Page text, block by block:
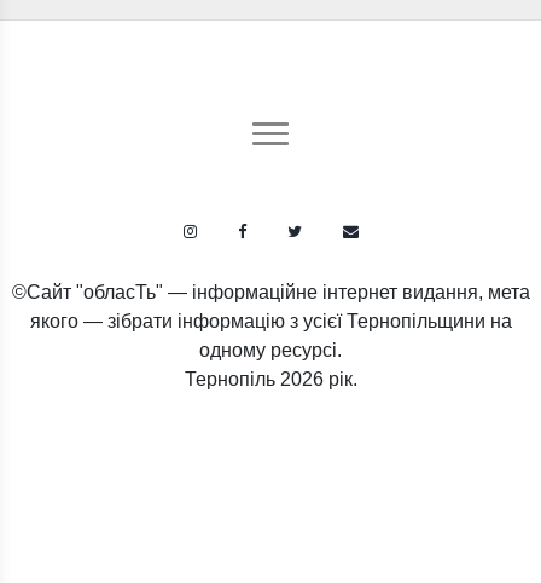
©Сайт "обласТь" — інформаційне інтернет видання, мета
якого — зібрати інформацію з усієї Тернопільщини на
одному ресурсі.
Тернопіль 2026 рік.